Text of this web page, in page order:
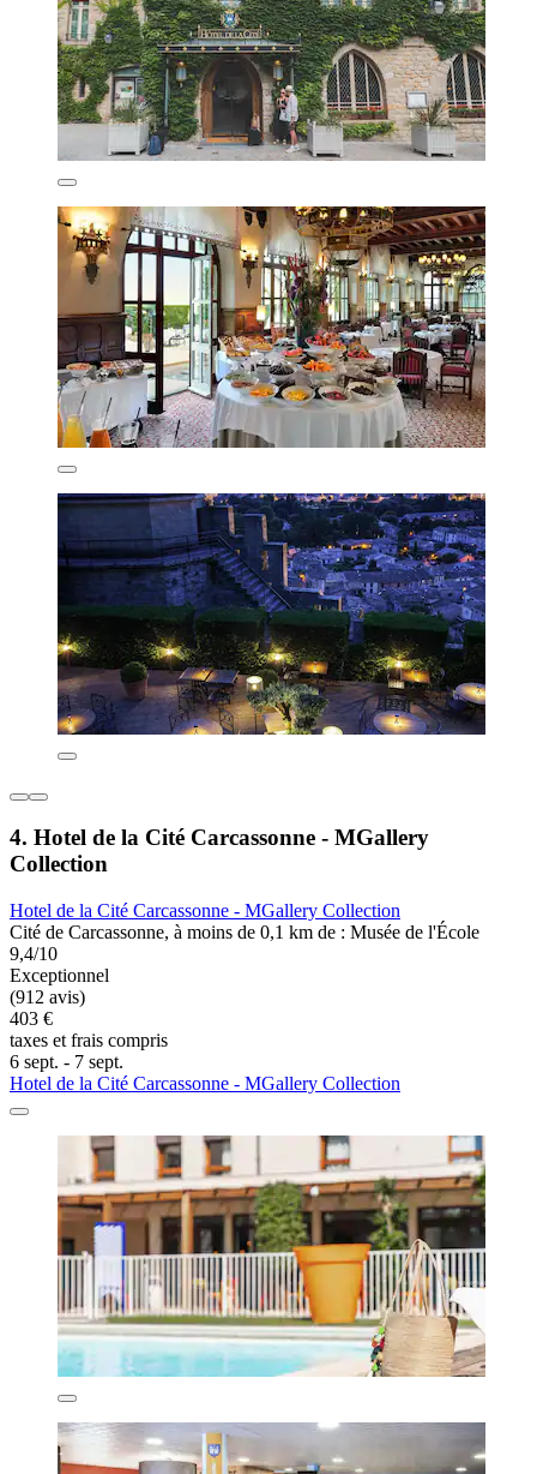
4. Hotel de la Cité Carcassonne - MGallery
Collection
Hotel de la Cité Carcassonne - MGallery Collection
Cité de Carcassonne, à moins de 0,1 km de : Musée de l'École
9,4/10
Exceptionnel
(912 avis)
403 €
taxes et frais compris
6 sept. - 7 sept.
Hotel de la Cité Carcassonne - MGallery Collection